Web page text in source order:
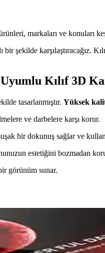
markaları ve konuları
şekilde karşılaştıracağız.
Kılıf 3D
tasarlanmıştır. Yüksek
ve darbelere karşı korur.
bir dokunuş sağlar ve
estetiğini bozmadan
görünüm sunar.
Cüzdan Kılıfı
cüzdan kılıfı, yüksek